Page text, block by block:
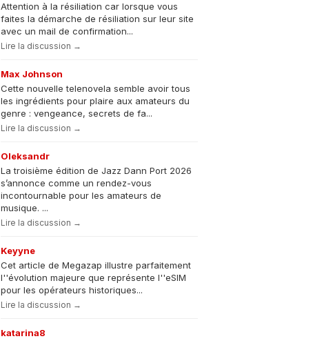
Attention à la résiliation car lorsque vous
faites la démarche de résiliation sur leur site
avec un mail de confirmation...
Lire la discussion →
Max Johnson
Cette nouvelle telenovela semble avoir tous
les ingrédients pour plaire aux amateurs du
genre : vengeance, secrets de fa...
Lire la discussion →
Oleksandr
La troisième édition de Jazz Dann Port 2026
s’annonce comme un rendez-vous
incontournable pour les amateurs de
musique. ...
Lire la discussion →
Keyyne
Cet article de Megazap illustre parfaitement
l''évolution majeure que représente l''eSIM
pour les opérateurs historiques...
Lire la discussion →
katarina8